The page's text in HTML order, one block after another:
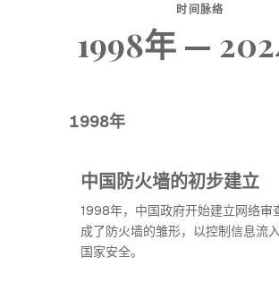
时间脉络
1998年 —
1998年
中国防火墙的初步建立
1998年，中国政府开始建立网络审
成了防火墙的雏形，以控制信息流
国家安全。